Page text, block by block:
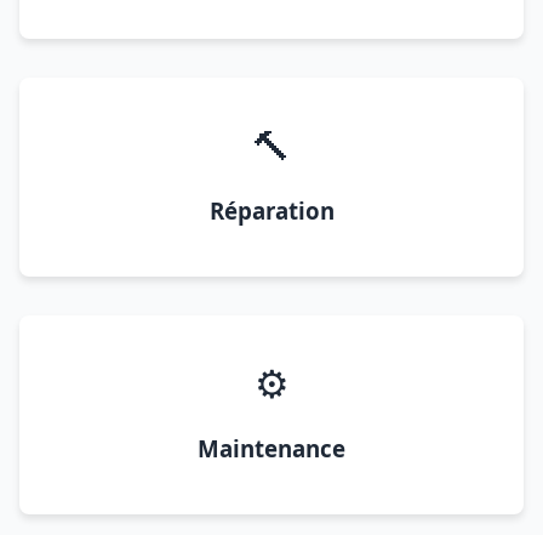
🔨
Réparation
⚙️
Maintenance